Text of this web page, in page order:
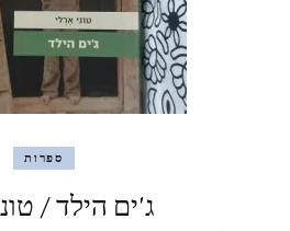
ספרות
ג'ים הילד /